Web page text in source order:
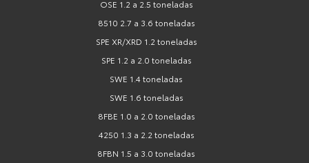
OSE 1.2 a 2.5 toneladas
8510 2.7 a 3.6 toneladas
SPE XR/XRD 1.2 toneladas
SPE 1.2 a 2.0 toneladas
SWE 1.4 toneladas
SWE 1.6 toneladas
8FBE 1.0 a 2.0 toneladas
4250 1.3 a 2.2 toneladas
8FBN 1.5 a 3.0 toneladas